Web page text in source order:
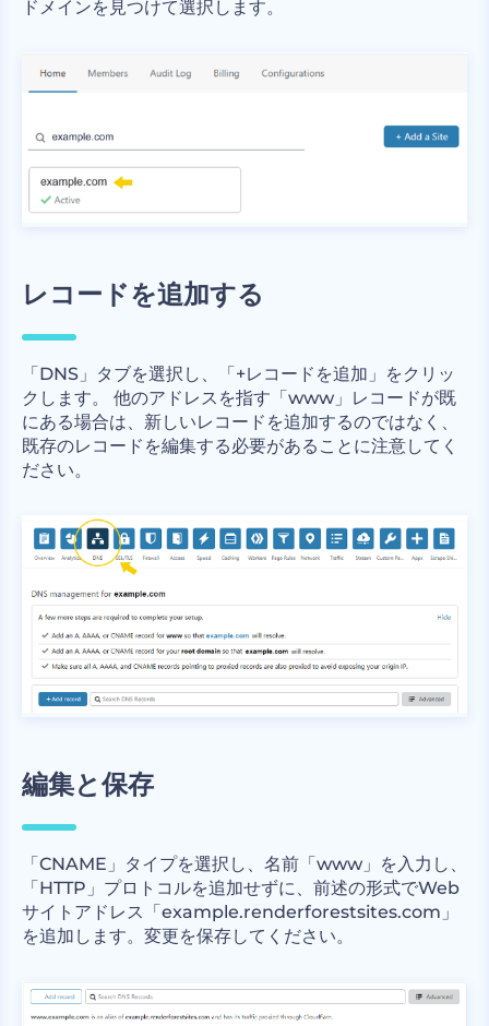
ドメインを見つけて選択します。
レコードを追加する
「DNS」タブを選択し、「+レコードを追加」をクリッ
クします。 他のアドレスを指す「www」レコードが既
にある場合は、新しいレコードを追加するのではなく、
既存のレコードを編集する必要があることに注意してく
ださい。
編集と保存
「CNAME」タイプを選択し、名前「www」を入力し、
「HTTP」プロトコルを追加せずに、前述の形式でWeb
サイトアドレス「example.renderforestsites.com」
を追加します。変更を保存してください。